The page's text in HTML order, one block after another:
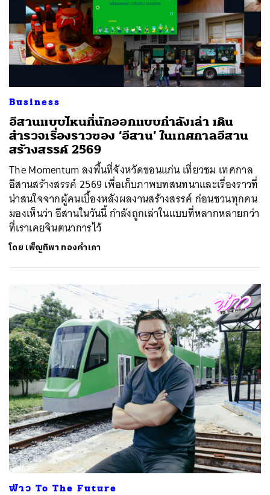
Business
อีสานแบบไหนที่นักออกแบบกำลังเล่า เดิน
สำรวจเรื่องราวของ ‘อีสาน’ ในเทศกาลอีสาน
สร้างสรรค์ 2569
The Momentum ลงพื้นที่จังหวัดขอนแก่น เที่ยวชม เทศกาล
อีสานสร้างสรรค์ 2569 เพื่อเก็บภาพบทสนทนาและเรื่องราวที่
น่าสนใจจากผู้คนเบื้องหลังผลงานสร้างสรรค์ ก่อนชวนทุกคน
มองเห็นว่า อีสานในวันนี้ กำลังถูกเล่าในแบบที่หลากหลายกว่า
ที่เราเคยจินตนาการไว้
โดย เพ็ญทิพา ทองคำเภา
ฟ่าว To The Future